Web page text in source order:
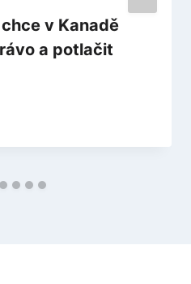
v Kanadě
a potlačit